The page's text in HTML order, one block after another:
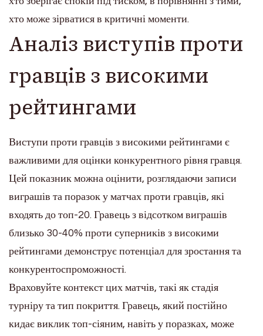
хто може зірватися в критичні моменти.
Аналіз виступів проти
гравців з високими
рейтингами
Виступи проти гравців з високими рейтингами є
важливими для оцінки конкурентного рівня гравця.
Цей показник можна оцінити, розглядаючи записи
виграшів та поразок у матчах проти гравців, які
входять до топ-20. Гравець з відсотком виграшів
близько 30-40% проти суперників з високими
рейтингами демонструє потенціал для зростання та
конкурентоспроможності.
Враховуйте контекст цих матчів, такі як стадія
турніру та тип покриття. Гравець, який постійно
кидає виклик топ-сіяним, навіть у поразках, може